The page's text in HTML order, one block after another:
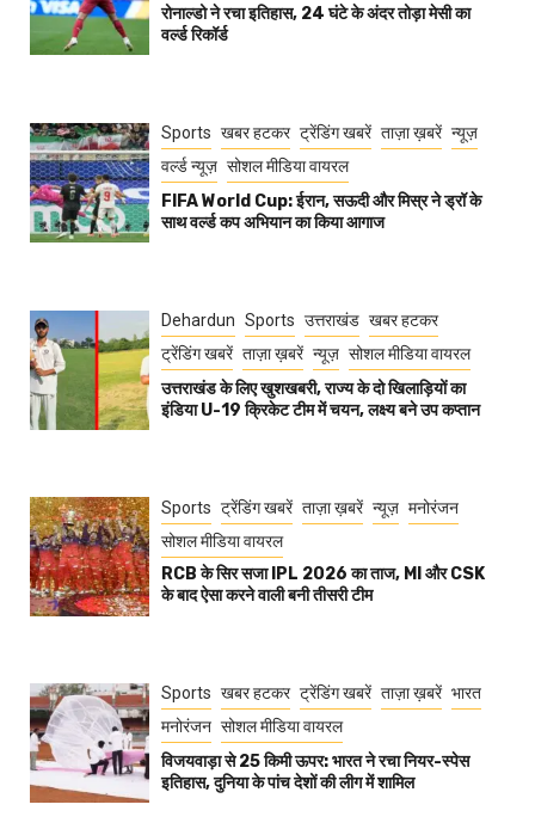
रोनाल्डो ने रचा इतिहास, 24 घंटे के अंदर तोड़ा मेसी का
वर्ल्ड रिकॉर्ड
Sports खबर हटकर ट्रेंडिंग खबरें ताज़ा ख़बरें न्यूज़
वर्ल्ड न्यूज़ सोशल मीडिया वायरल
FIFA World Cup: ईरान, सऊदी और मिस्र ने ड्रॉ के
साथ वर्ल्ड कप अभियान का किया आगाज
Dehardun Sports उत्तराखंड खबर हटकर
ट्रेंडिंग खबरें ताज़ा ख़बरें न्यूज़ सोशल मीडिया वायरल
उत्तराखंड के लिए खुशखबरी, राज्य के दो खिलाड़ियों का
इंडिया U-19 क्रिकेट टीम में चयन, लक्ष्य बने उप कप्तान
Sports ट्रेंडिंग खबरें ताज़ा ख़बरें न्यूज़ मनोरंजन
सोशल मीडिया वायरल
RCB के सिर सजा IPL 2026 का ताज, MI और CSK
के बाद ऐसा करने वाली बनी तीसरी टीम
Sports खबर हटकर ट्रेंडिंग खबरें ताज़ा ख़बरें भारत
मनोरंजन सोशल मीडिया वायरल
विजयवाड़ा से 25 किमी ऊपर: भारत ने रचा नियर-स्पेस
इतिहास, दुनिया के पांच देशों की लीग में शामिल